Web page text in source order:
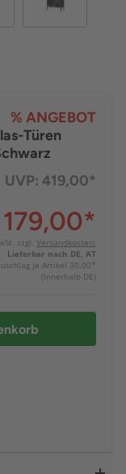
% ANGEBOT
Türen
UVP: 419,00*
179,00*
zzgl. Versandkosten:
Lieferbar nach DE, AT
je Artikel 30,00*
(Innerhalb DE)